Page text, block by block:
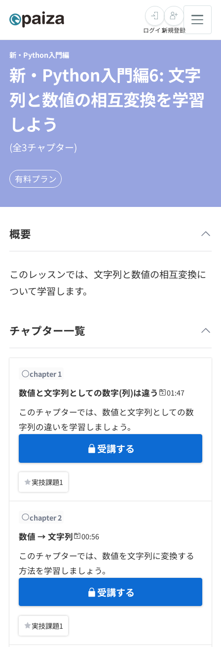
求人検索
インタビュー
転職成功ガイド
転職エージェント
未経験転職
求人検索
インタビュー
転職成功ガイド
新卒就活
求人検索
本選考
新卒エージェント
イベント・セミナー
就活成功ガイド
学習
講座一覧
4択課題
リファレンス
プラン
個人向けプラン
学校向けプラン
スキルチェック
SQL
再チャレンジ結果一覧
メディア
paiza times
paizaとは？
ログイン新規登録
新・Python入門編
新・Python入門編6: 文字
列と数値の相互変換を学習
しよう
(全3チャプター)
有料プラン
概要
このレッスンでは、文字列と数値の相互変換に
ついて学習します。
チャプター一覧
chapter1
数値と文字列としての数字(列)は違う 01:47
このチャプターでは、数値と文字列としての数
字列の違いを学習しましょう。
受講する
実技課題1
chapter2
数値 → 文字列 00:56
このチャプターでは、数値を文字列に変換する
方法を学習しましょう。
受講する
実技課題1